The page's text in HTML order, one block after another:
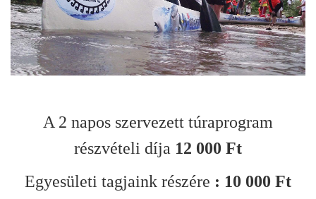
A 2 napos szervezett túraprogram
részvételi díja 12 000 Ft
Egyesületi tagjaink részére : 10 000 Ft